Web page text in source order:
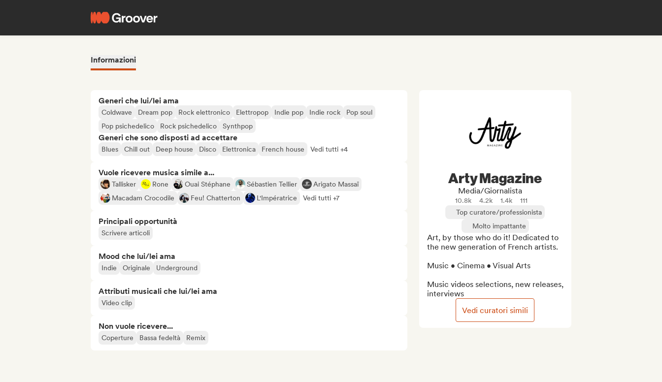
Informazioni
Generi che lui/lei ama
Coldwave Dream pop Rock elettronico Elettropop Indie pop Indie rock
Pop soul
Pop psichedelico
Rock psichedelico Synthpop
Generi che sono disposti ad accettare
Blues Chill out Deep house Disco Elettronica French house Vedi tutti +4
Vuole ricevere musica simile a...
Tallisker Rone Ouai Stéphane Sébastien Tellier
Arigato Massaï
Macadam Crocodile
Feu! Chatterton L'Impératrice Vedi tutti +7
Principali opportunità
Scrivere articoli
Mood che lui/lei ama
Indie Originale Underground
Attributi musicali che lui/lei ama
Video clip
Non vuole ricevere...
Coperture Bassa fedeltà Remix
Arty Magazine
Media/Giornalista
10.8k 4.2k 1.4k
111
Top curatore/professionista
Molto impattante
Art, by those who do it! Dedicated to
the new generation of French artists.
Music • Cinema • Visual Arts
Music videos selections, new releases,
interviews
Vedi curatori simili